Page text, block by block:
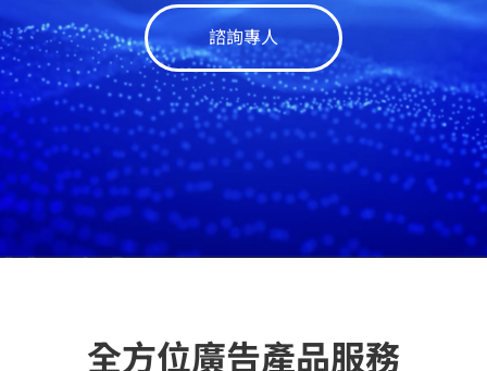
繁中 諮詢專人
全方位廣告產品服務